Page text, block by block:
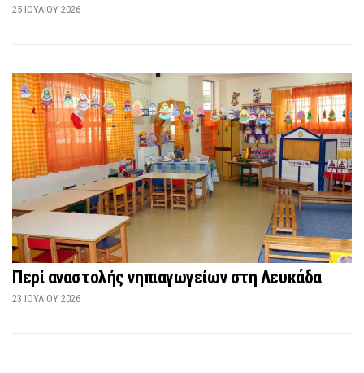
25 ΙΟΥΛΊΟΥ 2026
Περί αναστολής νηπιαγωγείων στη Λευκάδα
23 ΙΟΥΛΊΟΥ 2026